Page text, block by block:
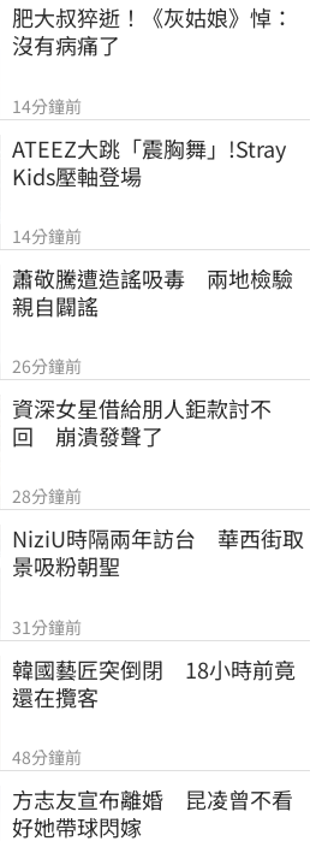
肥大叔猝逝！《灰姑娘》悼：
沒有病痛了
14分鐘前
ATEEZ大跳「震胸舞」!Stray
Kids壓軸登場
14分鐘前
蕭敬騰遭造謠吸毒　兩地檢驗
親自闢謠
26分鐘前
資深女星借給朋人鉅款討不
回　崩潰發聲了
28分鐘前
NiziU時隔兩年訪台　華西街取
景吸粉朝聖
31分鐘前
韓國藝匠突倒閉　18小時前竟
還在攬客
48分鐘前
方志友宣布離婚　昆凌曾不看
好她帶球閃嫁